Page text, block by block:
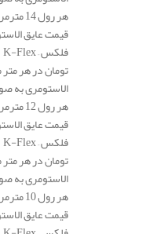
هر رول 14 مترمربع است.
تومان در هر
الاستومری به
هر رول 12 مترمربع است.
تومان در هر
الاستومری به
هر رول 10 مترمربع است.